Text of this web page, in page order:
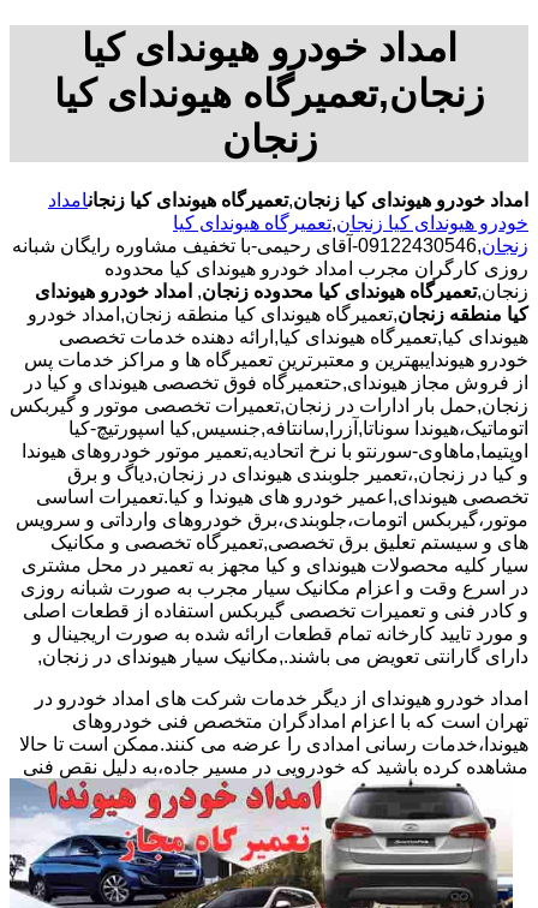
امداد خودرو هیوندای کیا
زنجان,تعمیرگاه هیوندای کیا
زنجان
امداد خودرو هیوندای کیا زنجان,تعمیرگاه هیوندای کیا زنجانامداد
خودرو هیوندای کیا زنجان,تعمیرگاه هیوندای کیا
زنجان
,09122430546-آقای رحیمی-با تخفیف مشاوره رایگان شبانه
روزی کارگران مجرب امداد خودرو هیوندای کیا محدوده
زنجان,تعمیرگاه هیوندای کیا محدوده زنجان, امداد خودرو هیوندای
کیا منطقه زنجان,تعمیرگاه هیوندای کیا منطقه زنجان,امداد خودرو
هیوندای کیا,تعمیرگاه هیوندای کیا,ارائه دهنده خدمات تخصصی
خودرو هیوندایبهترین و معتبرترین تعمیرگاه ها و مراکز خدمات پس
از فروش مجاز هیوندای,حتعمیرگاه فوق تخصصی هیوندای و کیا در
زنجان,حمل بار ادارات در زنجان,تعمیرات تخصصی موتور و گیربکس
اتوماتیک،هیوندا سوناتا,آزرا,سانتافه,جنسیس,کیا اسپورتیچ-کیا
اوپتیما‌,ماهاوی-سورنتو با نرخ اتحادیه,تعمیر موتور خودروهای هیوندا
و کیا در زنجان,،تعمیر جلوبندی هیوندای در زنجان,دیاگ و برق
تخصصی هیوندای,اعمیر خودرو های هیوندا و کیا.تعمیرات اساسی
موتور،گیربکس اتومات،جلوبندی،برق خودروهای وارداتی و سرویس
های و سیستم تعلیق برق تخصصی,تعمیرگاه تخصصی و مکانیک
سیار کلیه محصولات هیوندای و کیا مجهز به تعمیر در محل مشتری
در اسرع وقت و اعزام مکانیک سیار مجرب به صورت شبانه روزی
و کادر فنی و تعمیرات تخصصی گیربکس استفاده از قطعات اصلی
و مورد تایید کارخانه تمام قطعات ارائه شده به صورت اریجینال و
دارای گارانتی تعویض می باشند.,مکانیک سیار هیوندای در زنجان,
امداد خودرو هیوندای از دیگر خدمات شرکت های امداد خودرو در
تهران است که با اعزام امدادگران متخصص فنی خودروهای
هیوندا،خدمات رسانی امدادی را عرضه می کنند.ممکن است تا حالا
مشاهده کرده باشید که خودرویی در مسیر جاده،به دلیل نقص فنی